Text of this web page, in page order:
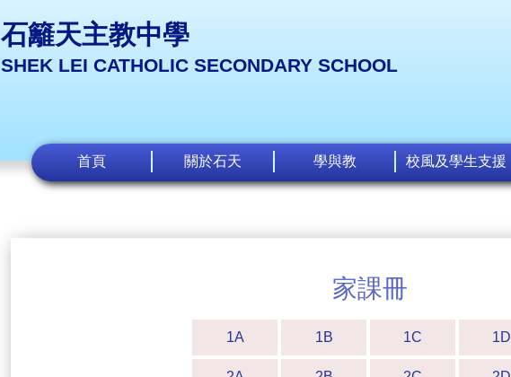
石籬天主教中學
SHEK LEI CATHOLIC SECONDARY SCHOOL
首頁 關於石天 學與教 校風及學生支援
家課冊
1A 1B 1C 1D